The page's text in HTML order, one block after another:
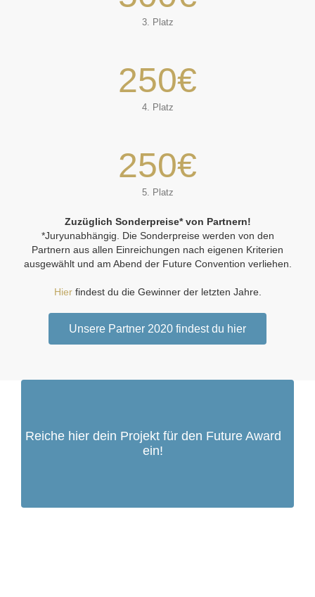
3. Platz
250€
4. Platz
250€
5. Platz
Zuzüglich Sonderpreise* von Partnern!
*Juryunabhängig. Die Sonderpreise werden von den
Partnern aus allen Einreichungen nach eigenen Kriterien
ausgewählt und am Abend der Future Convention verliehen.
Hierfindest du die Gewinner der letzten Jahre.
Unsere Partner 2020 findest du hier
Reiche hier dein Projekt für den Future Award
ein!